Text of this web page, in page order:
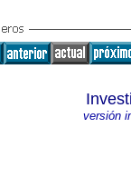
versión